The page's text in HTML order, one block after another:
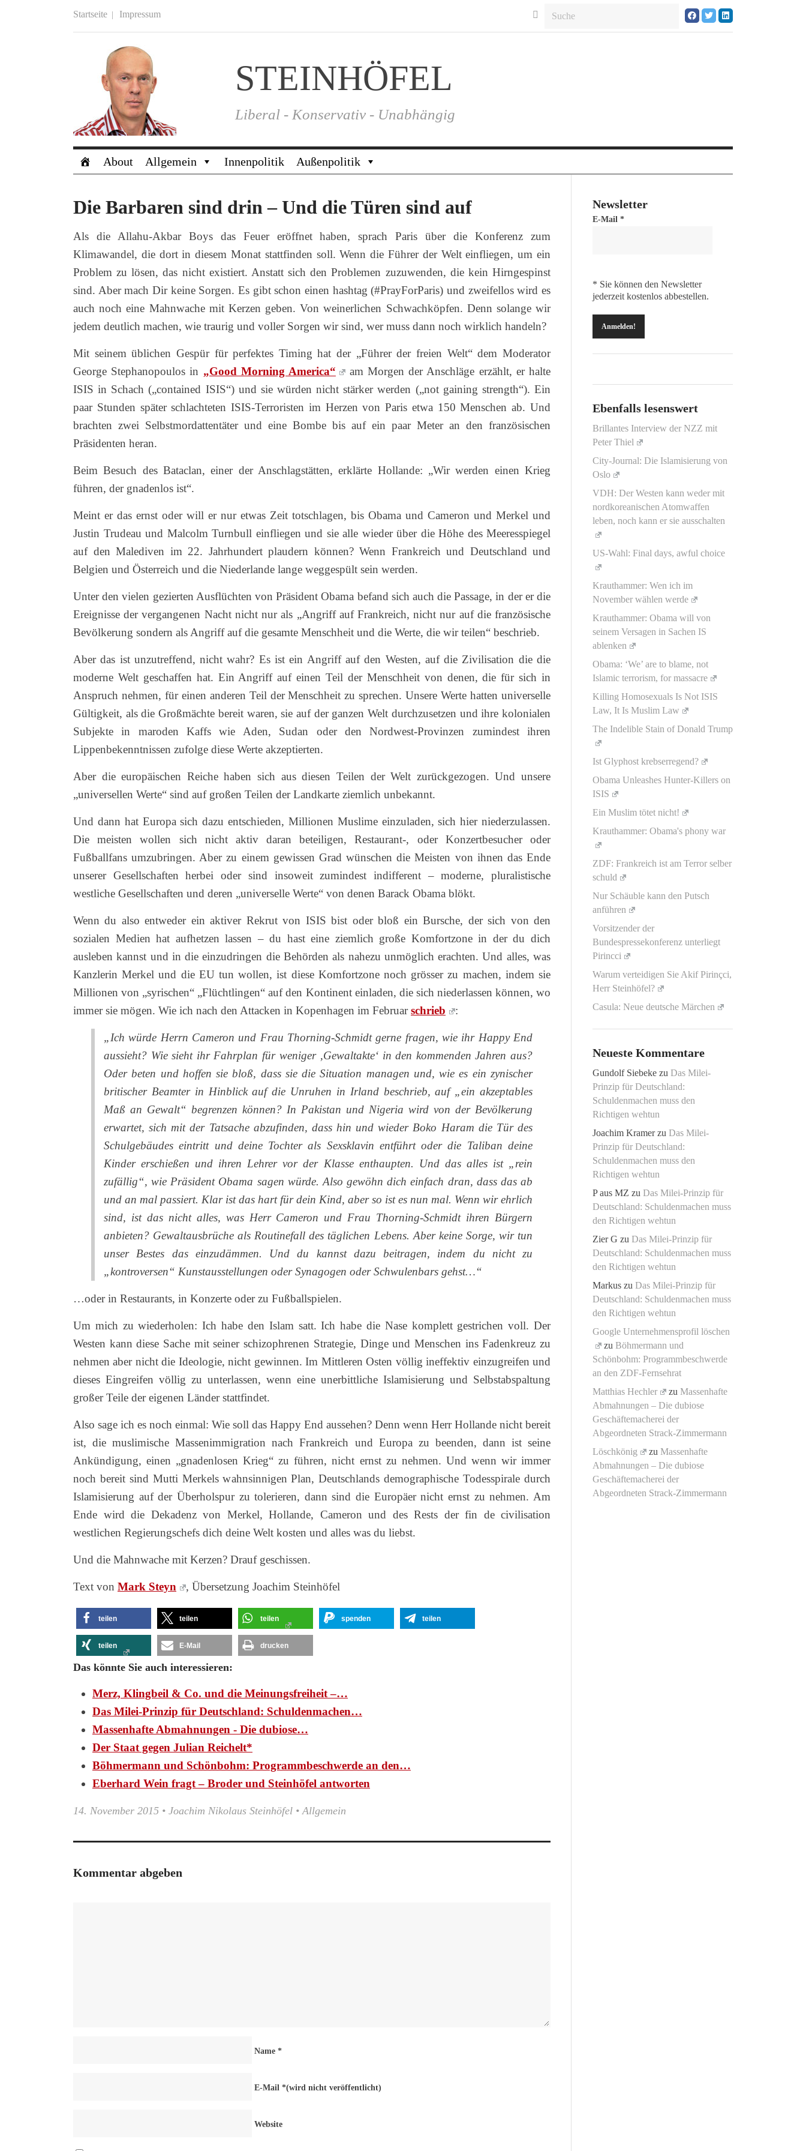
Startseite Impressum
STEINHÖFEL
Liberal - Konservativ - Unabhängig
About Allgemein Innenpolitik Außenpolitik
Die Barbaren sind drin – Und die Türen sind auf
Als die Allahu-Akbar Boys das Feuer eröffnet haben, sprach Paris über die Konferenz zum
Klimawandel, die dort in diesem Monat stattfinden soll. Wenn die Führer der Welt einfliegen, um ein
Problem zu lösen, das nicht existiert. Anstatt sich den Problemen zuzuwenden, die kein Hirngespinst
sind. Aber mach Dir keine Sorgen. Es gibt schon einen hashtag (#PrayForParis) und zweifellos wird es
auch noch eine Mahnwache mit Kerzen geben. Von weinerlichen Schwachköpfen. Denn solange wir
jedem deutlich machen, wie traurig und voller Sorgen wir sind, wer muss dann noch wirklich handeln?
Mit seinem üblichen Gespür für perfektes Timing hat der „Führer der freien Welt“ dem Moderator
George Stephanopoulos in „Good Morning America“
am Morgen der Anschläge erzählt, er halte
ISIS in Schach („contained ISIS“) und sie würden nicht stärker werden („not gaining strength“). Ein
paar Stunden später schlachteten ISIS-Terroristen im Herzen von Paris etwa 150 Menschen ab. Und
brachten zwei Selbstmordattentäter und eine Bombe bis auf ein paar Meter an den französischen
Präsidenten heran.
Beim Besuch des Bataclan, einer der Anschlagstätten, erklärte Hollande: „Wir werden einen Krieg
führen, der gnadenlos ist“.
Meint er das ernst oder will er nur etwas Zeit totschlagen, bis Obama und Cameron und Merkel und
Justin Trudeau und Malcolm Turnbull einfliegen und sie alle wieder über die Höhe des Meeresspiegel
auf den Malediven im 22. Jahrhundert plaudern können? Wenn Frankreich und Deutschland und
Belgien und Österreich und die Niederlande lange weggespült sein werden.
Unter den vielen gezierten Ausflüchten von Präsident Obama befand sich auch die Passage, in der er die
Ereignisse der vergangenen Nacht nicht nur als „Angriff auf Frankreich, nicht nur auf die französische
Bevölkerung sondern als Angriff auf die gesamte Menschheit und die Werte, die wir teilen“ beschrieb.
Aber das ist unzutreffend, nicht wahr? Es ist ein Angriff auf den Westen, auf die Zivilisation die die
moderne Welt geschaffen hat. Ein Angriff auf einen Teil der Menschheit von denen, die für sich in
Anspruch nehmen, für einen anderen Teil der Menschheit zu sprechen. Unsere Werte hatten universelle
Gültigkeit, als die Großmächte bereit waren, sie auf der ganzen Welt durchzusetzen und ihre kolonialen
Subjekte in maroden Kaffs wie Aden, Sudan oder den Nordwest-Provinzen zumindest ihren
Lippenbekenntnissen zufolge diese Werte akzeptierten.
Aber die europäischen Reiche haben sich aus diesen Teilen der Welt zurückgezogen. Und unsere
„universellen Werte“ sind auf großen Teilen der Landkarte ziemlich unbekannt.
Und dann hat Europa sich dazu entschieden, Millionen Muslime einzuladen, sich hier niederzulassen.
Die meisten wollen sich nicht aktiv daran beteiligen, Restaurant-, oder Konzertbesucher oder
Fußballfans umzubringen. Aber zu einem gewissen Grad wünschen die Meisten von ihnen das Ende
unserer Gesellschaften herbei oder sind insoweit zumindest indifferent – moderne, pluralistische
westliche Gesellschaften und deren „universelle Werte“ von denen Barack Obama blökt.
Wenn du also entweder ein aktiver Rekrut von ISIS bist oder bloß ein Bursche, der sich von den
sozialen Medien hat aufhetzen lassen – du hast eine ziemlich große Komfortzone in der du dich
ausleben kannst und in die einzudringen die Behörden als nahezu unmöglich erachten. Und alles, was
Kanzlerin Merkel und die EU tun wollen, ist diese Komfortzone noch grösser zu machen, indem sie
Millionen von „syrischen“ „Flüchtlingen“ auf den Kontinent einladen, die sich niederlassen können, wo
immer sie mögen. Wie ich nach den Attacken in Kopenhagen im Februarschrieb :
„Ich würde Herrn Cameron und Frau Thorning-Schmidt gerne fragen, wie ihr Happy End
aussieht? Wie sieht ihr Fahrplan für weniger ‚Gewaltakte‘ in den kommenden Jahren aus?
Oder beten und hoffen sie bloß, dass sie die Situation managen und, wie es ein zynischer
britischer Beamter in Hinblick auf die Unruhen in Irland beschrieb, auf „ein akzeptables
Maß an Gewalt“ begrenzen können? In Pakistan und Nigeria wird von der Bevölkerung
erwartet, sich mit der Tatsache abzufinden, dass hin und wieder Boko Haram die Tür des
Schulgebäudes eintritt und deine Tochter als Sexsklavin entführt oder die Taliban deine
Kinder erschießen und ihren Lehrer vor der Klasse enthaupten. Und das alles ist „rein
zufällig“, wie Präsident Obama sagen würde. Also gewöhn dich einfach dran, dass das ab
und an mal passiert. Klar ist das hart für dein Kind, aber so ist es nun mal. Wenn wir ehrlich
sind, ist das nicht alles, was Herr Cameron und Frau Thorning-Schmidt ihren Bürgern
anbieten? Gewaltausbrüche als Routinefall des täglichen Lebens. Aber keine Sorge, wir tun
unser Bestes das einzudämmen. Und du kannst dazu beitragen, indem du nicht zu
„kontroversen“ Kunstausstellungen oder Synagogen oder Schwulenbars gehst…“
…oder in Restaurants, in Konzerte oder zu Fußballspielen.
Um mich zu wiederholen: Ich habe den Islam satt. Ich habe die Nase komplett gestrichen voll. Der
Westen kann diese Sache mit seiner schizophrenen Strategie, Dinge und Menschen ins Fadenkreuz zu
nehmen aber nicht die Ideologie, nicht gewinnen. Im Mittleren Osten völlig ineffektiv einzugreifen und
dieses Eingreifen völlig zu unterlassen, wenn eine unerbittliche Islamisierung und Selbstabspaltung
großer Teile der eigenen Länder stattfindet.
Also sage ich es noch einmal: Wie soll das Happy End aussehen? Denn wenn Herr Hollande nicht bereit
ist, die muslimische Massenimmigration nach Frankreich und Europa zu beenden, dann ist seine
Ankündigung, einen „gnadenlosen Krieg“ zu führen, nicht ernst zu nehmen. Und wenn wir immer
noch bereit sind Mutti Merkels wahnsinnigen Plan, Deutschlands demographische Todesspirale durch
Islamisierung auf der Überholspur zu tolerieren, dann sind die Europäer nicht ernst zu nehmen. Am
Ende wird die Dekadenz von Merkel, Hollande, Cameron und des Rests der fin de civilisation
westlichen Regierungschefs dich deine Welt kosten und alles was du liebst.
Und die Mahnwache mit Kerzen? Drauf geschissen.
Text von Mark Steyn , Übersetzung Joachim Steinhöfel
teilen teilen teilen spenden teilen
teilen E-Mail drucken
Das könnte Sie auch interessieren:
Merz, Klingbeil & Co. und die Meinungsfreiheit –…
Das Milei-Prinzip für Deutschland: Schuldenmachen…
Massenhafte Abmahnungen - Die dubiose…
Der Staat gegen Julian Reichelt*
Böhmermann und Schönbohm: Programmbeschwerde an den…
Eberhard Wein fragt – Broder und Steinhöfel antworten
14. November 2015 • Joachim Nikolaus Steinhöfel •Allgemein
Kommentar abgeben
Name *
E-Mail *(wird nicht veröffentlicht)
Website
Newsletter
E-Mail *
* Sie können den Newsletter
jederzeit kostenlos abbestellen.
Ebenfalls lesenswert
Brillantes Interview der NZZ mit
Peter Thiel
City-Journal: Die Islamisierung von
Oslo
VDH: Der Westen kann weder mit
nordkoreanischen Atomwaffen
leben, noch kann er sie ausschalten
US-Wahl: Final days, awful choice
Krauthammer: Wen ich im
November wählen werde
Krauthammer: Obama will von
seinem Versagen in Sachen IS
ablenken
Obama: ‘We’ are to blame, not
Islamic terrorism, for massacre
Killing Homosexuals Is Not ISIS
Law, It Is Muslim Law
The Indelible Stain of Donald Trump
Ist Glyphost krebserregend?
Obama Unleashes Hunter-Killers on
ISIS
Ein Muslim tötet nicht!
Krauthammer: Obama's phony war
ZDF: Frankreich ist am Terror selber
schuld
Nur Schäuble kann den Putsch
anführen
Vorsitzender der
Bundespressekonferenz unterliegt
Pirincci
Warum verteidigen Sie Akif Pirinçci,
Herr Steinhöfel?
Casula: Neue deutsche Märchen
Neueste Kommentare
Gundolf Siebeke zu Das Milei-
Prinzip für Deutschland:
Schuldenmachen muss den
Richtigen wehtun
Joachim Kramerzu Das Milei-
Prinzip für Deutschland:
Schuldenmachen muss den
Richtigen wehtun
P aus MZ zu Das Milei-Prinzip für
Deutschland: Schuldenmachen muss
den Richtigen wehtun
Zier G zu Das Milei-Prinzip für
Deutschland: Schuldenmachen muss
den Richtigen wehtun
Markus zu Das Milei-Prinzip für
Deutschland: Schuldenmachen muss
den Richtigen wehtun
Google Unternehmensprofil löschen
zu Böhmermann und
Schönbohm: Programmbeschwerde
an den ZDF-Fernsehrat
Matthias Hechler
zu Massenhafte
Abmahnungen – Die dubiose
Geschäftemacherei der
Abgeordneten Strack-Zimmermann
Löschkönig
zu Massenhafte
Abmahnungen – Die dubiose
Geschäftemacherei der
Abgeordneten Strack-Zimmermann